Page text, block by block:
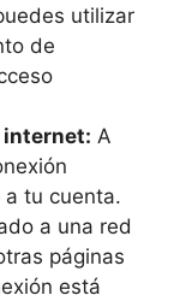
‌utilizar
de
internet: A
tu cuenta.
a una red
páginas
está